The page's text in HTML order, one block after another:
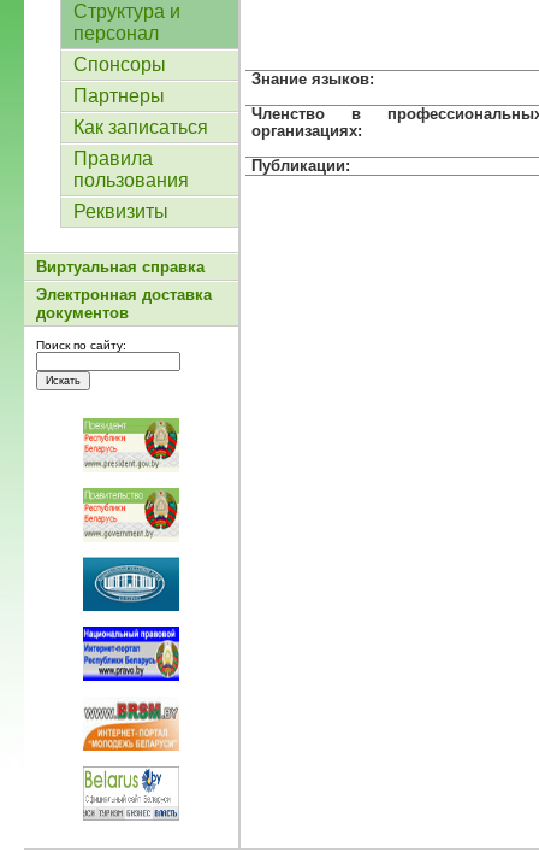
Структура и
персонал
Спонсоры
Партнеры
Как записаться
Правила
пользования
Реквизиты
Виртуальная справка
Электронная доставка
документов
Поиск по сайту:
Знание языков:
Членство в
организациях:
Публикации: